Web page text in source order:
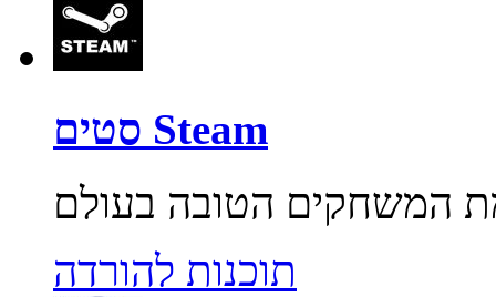
סטים Steam
תוכנות להורדה